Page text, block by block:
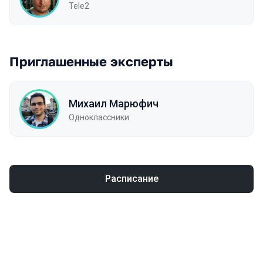
Tele2
Приглашенные эксперты
Михаил Марюфич
Одноклассники
Расписание